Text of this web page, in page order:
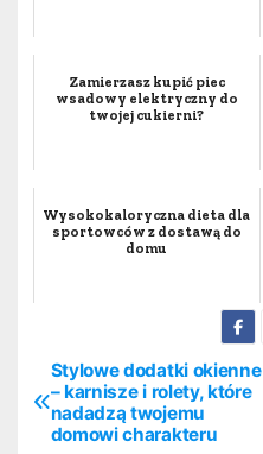
Zamierzasz kupić piec
wsadowy elektryczny do
twojej cukierni?
Wysokokaloryczna dieta dla
sportowców z dostawą do
domu
N
a
Stylowe dodatki okienne
– karnisze i rolety, które
nadadzą twojemu
domowi charakteru